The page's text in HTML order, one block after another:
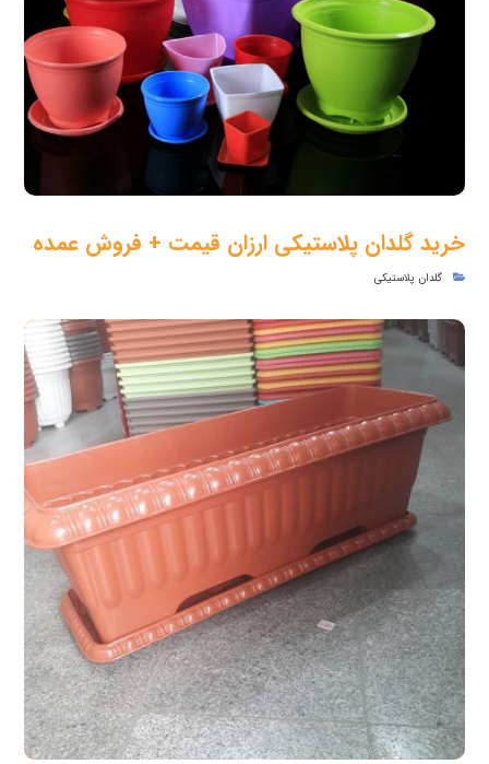
خرید گلدان پلاستیکی ارزان قیمت + فروش عمده
گلدان پلاستیکی